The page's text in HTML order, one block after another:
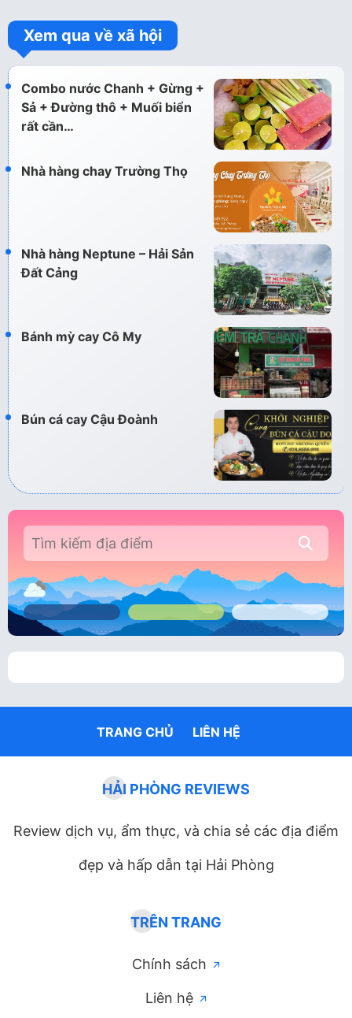
Xem qua về xã hội
Combo nước Chanh + Gừng +
Sả + Đường thô + Muối biển
rất cần…
Nhà hàng chay Trường Thọ
Nhà hàng Neptune – Hải Sản
Đất Cảng
Bánh mỳ cay Cô My
Bún cá cay Cậu Đoành
TRANG CHỦ LIÊN HỆ
HẢI PHÒNG REVIEWS
Review dịch vụ, ẩm thực, và chia sẻ các địa điểm
đẹp và hấp dẫn tại Hải Phòng
TRÊN TRANG
Chính sách
Liên hệ